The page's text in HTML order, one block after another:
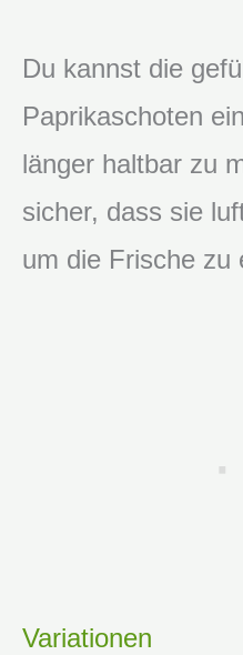
Du kannst die
Paprikaschoten
länger haltbar zu
sicher, dass sie
um die Frische zu
Variationen